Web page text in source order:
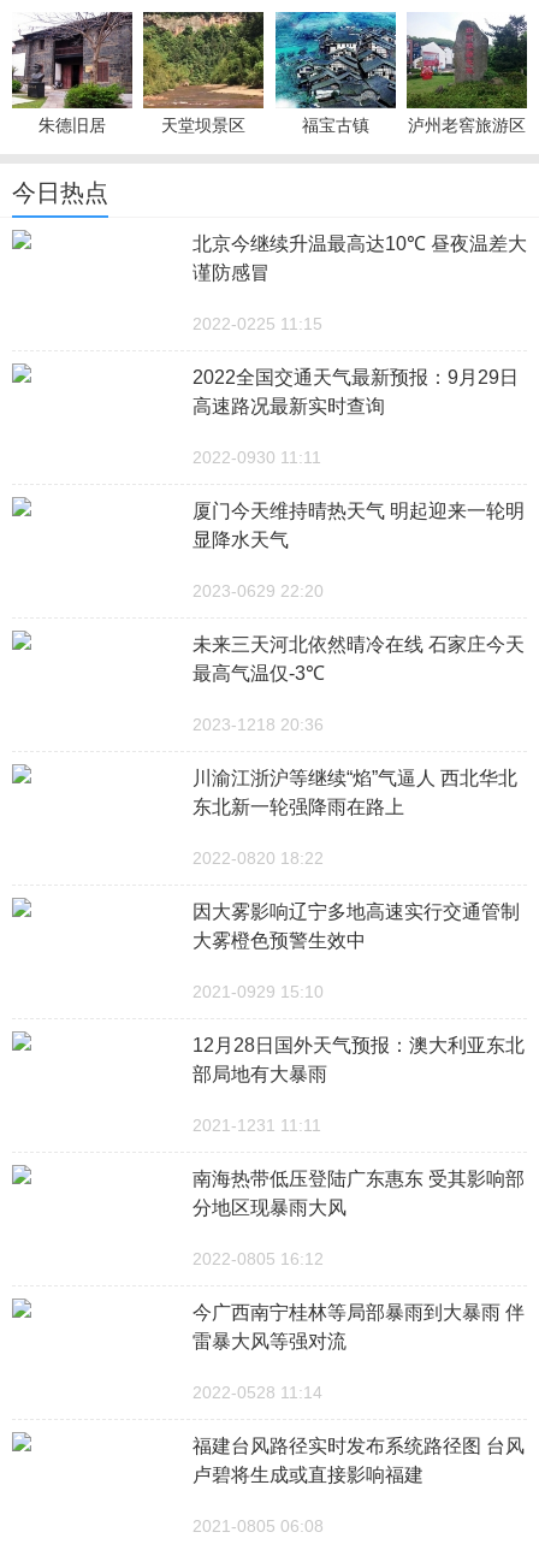
朱德旧居 天堂坝景区 福宝古镇 泸州老窖旅游区
今日热点
北京今继续升温最高达10℃ 昼夜温差大
谨防感冒
2022-0225 11:15
2022全国交通天气最新预报：9月29日
高速路况最新实时查询
2022-0930 11:11
厦门今天维持晴热天气 明起迎来一轮明
显降水天气
2023-0629 22:20
未来三天河北依然晴冷在线 石家庄今天
最高气温仅-3℃
2023-1218 20:36
川渝江浙沪等继续“焰”气逼人 西北华北
东北新一轮强降雨在路上
2022-0820 18:22
因大雾影响辽宁多地高速实行交通管制
大雾橙色预警生效中
2021-0929 15:10
12月28日国外天气预报：澳大利亚东北
部局地有大暴雨
2021-1231 11:11
南海热带低压登陆广东惠东 受其影响部
分地区现暴雨大风
2022-0805 16:12
今广西南宁桂林等局部暴雨到大暴雨 伴
雷暴大风等强对流
2022-0528 11:14
福建台风路径实时发布系统路径图 台风
卢碧将生成或直接影响福建
2021-0805 06:08